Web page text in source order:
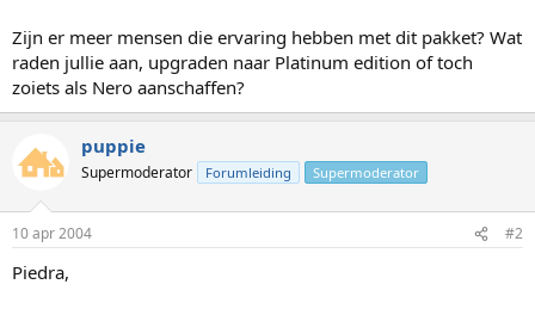
Zijn er meer mensen die ervaring hebben met dit pakket? Wat
raden jullie aan, upgraden naar Platinum edition of toch
zoiets als Nero aanschaffen?
puppie
Supermoderator Forumleiding Supermoderator
10 apr 2004 #2
Piedra,